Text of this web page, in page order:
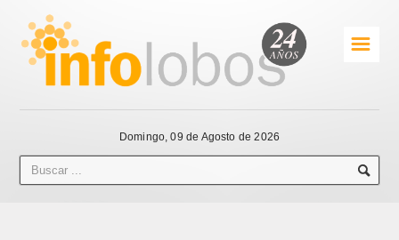
☰
Domingo, 09 de Agosto de 2026